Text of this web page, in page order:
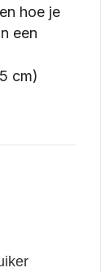
hoe je
een
cm)